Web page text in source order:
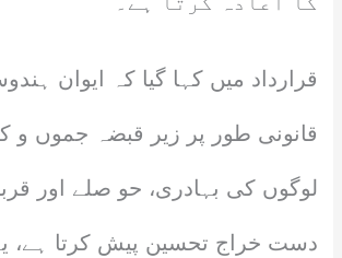
قرارداد میں کہا گیا کہ ایوان
قانونی طور پر زیر قبضہ جموں و
لوگوں کی بہادری، حو صلے اور
دست خراج تحسین پیش کرتا ہے،